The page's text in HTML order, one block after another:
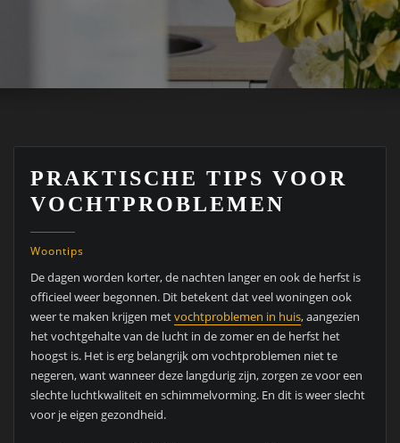
PRAKTISCHE TIPS VOOR
VOCHTPROBLEMEN
Woontips
De dagen worden korter, de nachten langer en ook de herfst is
officieel weer begonnen. Dit betekent dat veel woningen ook
weer te maken krijgen metvochtproblemen in huis, aangezien
het vochtgehalte van de lucht in de zomer en de herfst het
hoogst is. Het is erg belangrijk om vochtproblemen niet te
negeren, want wanneer deze langdurig zijn, zorgen ze voor een
slechte luchtkwaliteit en schimmelvorming. En dit is weer slecht
voor je eigen gezondheid.